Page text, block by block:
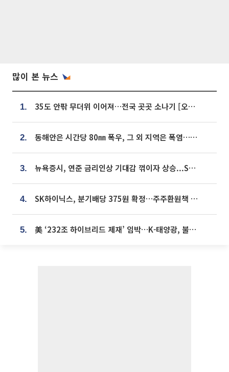
많이 본 뉴스
1. 35도 안팎 무더위 이어져…전국 곳곳 소나기 [오늘 날씨]
2. 동해안은 시간당 80㎜ 폭우, 그 외 지역은 폭염…‘극과 극 날씨’
3. 뉴욕증시, 연준 금리인상 기대감 꺾이자 상승...S&P500 사상 최고치 [종합]
4. SK하이닉스, 분기배당 375원 확정…주주환원책 9월로 앞당겨 발표
5. 美 ‘232조 하이브리드 제재’ 임박…K-태양광, 불확실성 털고 날개 다나